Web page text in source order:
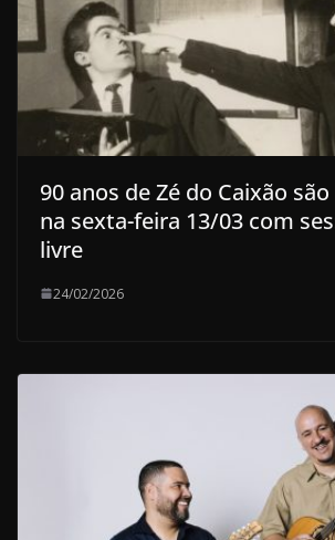
90 anos de Zé do Caixão
na sexta-feira 13/03 com
livre
24/02/2026